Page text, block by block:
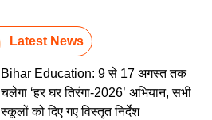
Latest News
Bihar Education: 9 से 17 अगस्त तक
चलेगा ‘हर घर तिरंगा-2026’ अभियान, सभी
स्कूलों को दिए गए विस्तृत निर्देश